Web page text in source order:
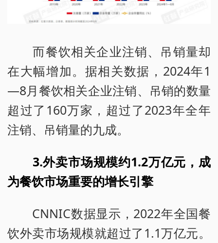
而餐饮相关企业注销、吊销量却
在大幅增加。据相关数据，2024年1
—8月餐饮相关企业注销、吊销的数量
超过了160万家，超过了2023年全年
注销、吊销量的九成。
3.外卖市场规模约1.2万亿元，成
为餐饮市场重要的增长引擎
CNNIC数据显示，2022年全国餐
饮外卖市场规模就超过了1.1万亿元。